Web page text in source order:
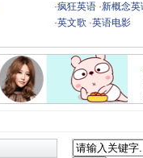
·疯狂英语 ·新概念英
·英文歌 ·英语电影